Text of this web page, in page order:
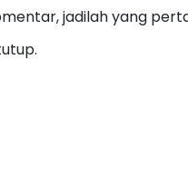
jadilah yang